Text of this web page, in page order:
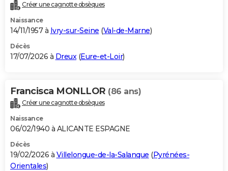
Destinations
City break
Voyage nature
Voyage de noces
Forum
Climat
+PHOTO
GUIDES D'ACHAT
BONS PLANS
Carte de Noël
Carte Bonne année
Carte Saint-Valentin
Carte Pâques
Carte d'anniversaire
DICTIONNAIRE
Dictionnaire
Biographies
Citations
Expressions
Proverbes
PROGRAMME TV
S'inscrire
Se connecter
Lycées
Collèges
Primaires
Universités
Entreprises
Service militaire
Avis de recherche
AVIS DE DÉCÈS
Créer une cagnotte obsèques
Naissance
14/11/1957 à Ivry-sur-Seine (Val-de-Marne)
Décès
17/07/2026 à Dreux(Eure-et-Loir)
Francisca MONLLOR (86 ans)
Créer une cagnotte obsèques
Naissance
06/02/1940 à ALICANTE ESPAGNE
Décès
19/02/2026 à Villelongue-de-la-Salanque (Pyrénées-
Orientales)